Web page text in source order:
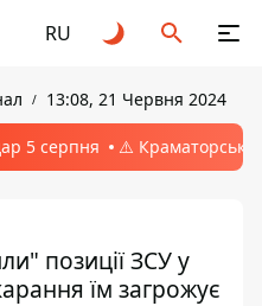
RU
13:08, 21 Червня 2024
5 серпня ⚠️ Краматорськ,
позиції ЗСУ у
їм загрожує